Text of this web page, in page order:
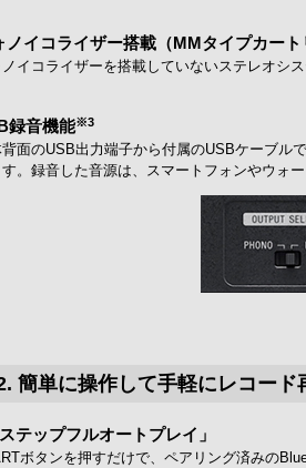
ノイコライザー搭載（MMタイプカート
ノイコライザーを搭載していないステレオシ
録音機能※3
面のUSB出力端子から付属のUSBケーブル
す。録音した音源は、スマートフォンやウォ
簡単に操作して手軽にレコード
ステップフルオートプレイ」
ボタンを押すだけで、ペアリング済みの